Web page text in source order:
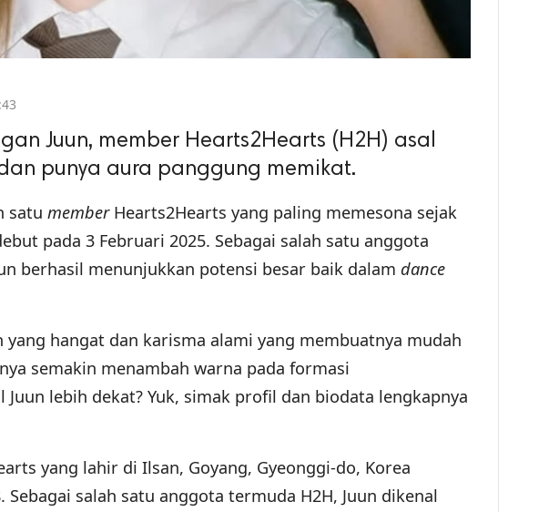
Juun, member Hearts2Hearts (H2H) asal
punya aura panggung memikat.
satu memberHearts2Hearts yang paling memesona sejak
pada 3 Februari 2025. Sebagai salah satu anggota
berhasil menunjukkan potensi besar baik dalam dance
hangat dan karisma alami yang membuatnya mudah
semakin menambah warna pada formasi
lebih dekat? Yuk, simak profil dan biodata lengkapnya
yang lahir di Ilsan, Goyang, Gyeonggi-do, Korea
Sebagai salah satu anggota termuda H2H, Juun dikenal